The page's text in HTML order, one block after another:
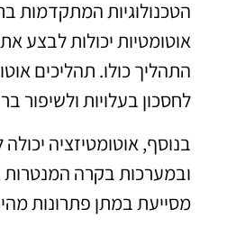
הטכנולוגיות המתקדמות
אוטומטיות יכולות לבצע
התהליך כולו. תהליכים
לחסכון בעלויות ולשיפור
בנוסף, אוטומטיזציה
ובמערכות בקרה המנטרות
מסייעת במתן פתרונות